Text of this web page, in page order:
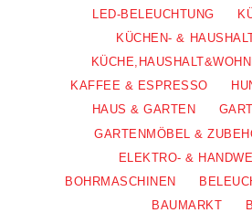
LED-BELEUCHTUNG
KÜCHEN- &
KAFFEE & ESPRESSO
HAUS & GARTEN
GARTENMÖBEL &
ELEKTRO- &
BOHRMASCHINEN
BAUMARKT